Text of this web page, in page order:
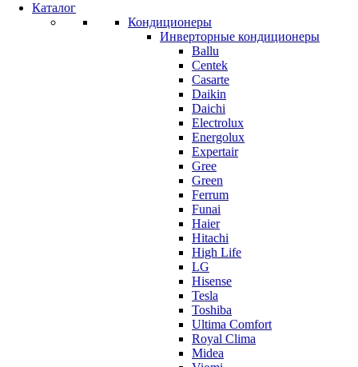
Каталог
Кондиционеры
Инверторные кондиционеры
Ballu
Centek
Casarte
Daikin
Daichi
Electrolux
Energolux
Expertair
Gree
Green
Ferrum
Funai
Haier
Hitachi
High Life
LG
Hisense
Tesla
Toshiba
Ultima Comfort
Royal Clima
Midea